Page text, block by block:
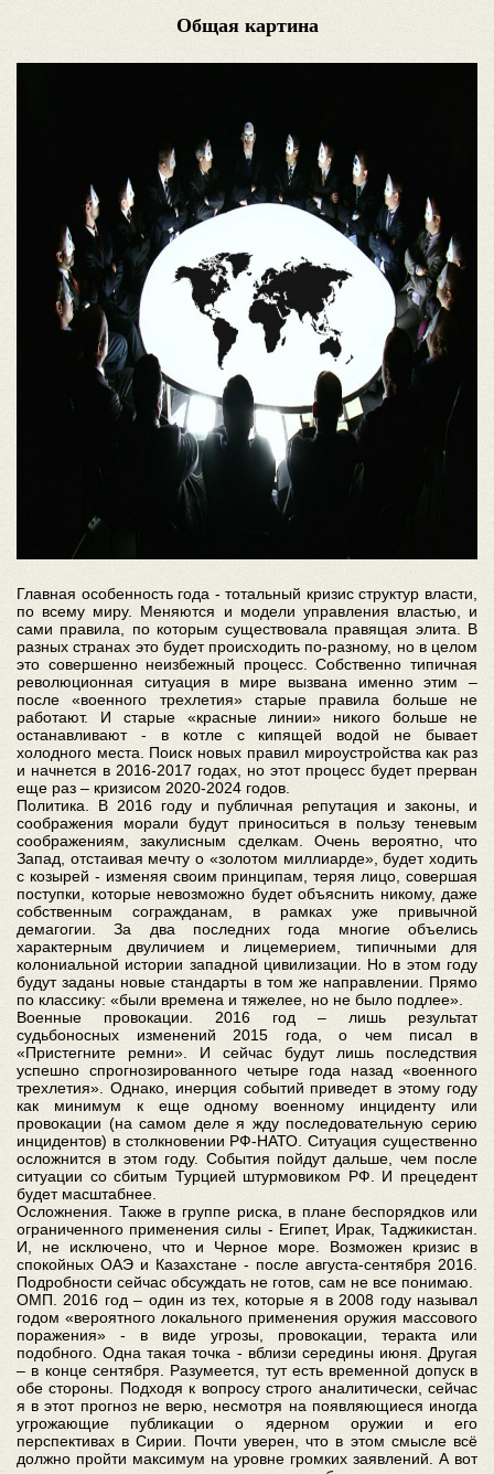
Общая картина
Главная особенность года - тотальный кризис структур власти,
по всему миру. Меняются и модели управления властью, и
сами правила, по которым существовала правящая элита. В
разных странах это будет происходить по-разному, но в целом
это совершенно неизбежный процесс. Собственно типичная
революционная ситуация в мире вызвана именно этим –
после «военного трехлетия» старые правила больше не
работают. И старые «красные линии» никого больше не
останавливают - в котле с кипящей водой не бывает
холодного места. Поиск новых правил мироустройства как раз
и начнется в 2016-2017 годах, но этот процесс будет прерван
еще раз – кризисом 2020-2024 годов.
Политика. В 2016 году и публичная репутация и законы, и
соображения морали будут приноситься в пользу теневым
соображениям, закулисным сделкам. Очень вероятно, что
Запад, отстаивая мечту о «золотом миллиарде», будет ходить
с козырей - изменяя своим принципам, теряя лицо, совершая
поступки, которые невозможно будет объяснить никому, даже
собственным согражданам, в рамках уже привычной
демагогии. За два последних года многие объелись
характерным двуличием и лицемерием, типичными для
колониальной истории западной цивилизации. Но в этом году
будут заданы новые стандарты в том же направлении. Прямо
по классику: «были времена и тяжелее, но не было подлее».
Военные провокации. 2016 год – лишь результат
судьбоносных изменений 2015 года, о чем писал в
«Пристегните ремни». И сейчас будут лишь последствия
успешно спрогнозированного четыре года назад «военного
трехлетия». Однако, инерция событий приведет в этому году
как минимум к еще одному военному инциденту или
провокации (на самом деле я жду последовательную серию
инцидентов) в столкновении РФ-НАТО. Ситуация существенно
осложнится в этом году. События пойдут дальше, чем после
ситуации со сбитым Турцией штурмовиком РФ. И прецедент
будет масштабнее.
Осложнения. Также в группе риска, в плане беспорядков или
ограниченного применения силы - Египет, Ирак, Таджикистан.
И, не исключено, что и Черное море. Возможен кризис в
спокойных ОАЭ и Казахстане - после августа-сентября 2016.
Подробности сейчас обсуждать не готов, сам не все понимаю.
ОМП. 2016 год – один из тех, которые я в 2008 году называл
годом «вероятного локального применения оружия массового
поражения» - в виде угрозы, провокации, теракта или
подобного. Одна такая точка - вблизи середины июня. Другая
– в конце сентября. Разумеется, тут есть временной допуск в
обе стороны. Подходя к вопросу строго аналитически, сейчас
я в этот прогноз не верю, несмотря на появляющиеся иногда
угрожающие публикации о ядерном оружии и его
перспективах в Сирии. Почти уверен, что в этом смысле всё
должно пройти максимум на уровне громких заявлений. А вот